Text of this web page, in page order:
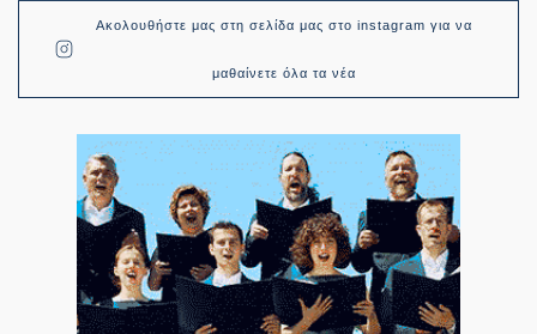
Ακολουθήστε μας στη σελίδα μας στο instagram για να
μαθαίνετε όλα τα νέα